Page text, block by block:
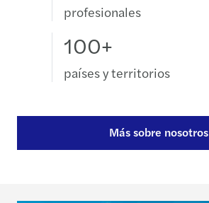
profesionales
100+
países y territorios
Más sobre nosotros